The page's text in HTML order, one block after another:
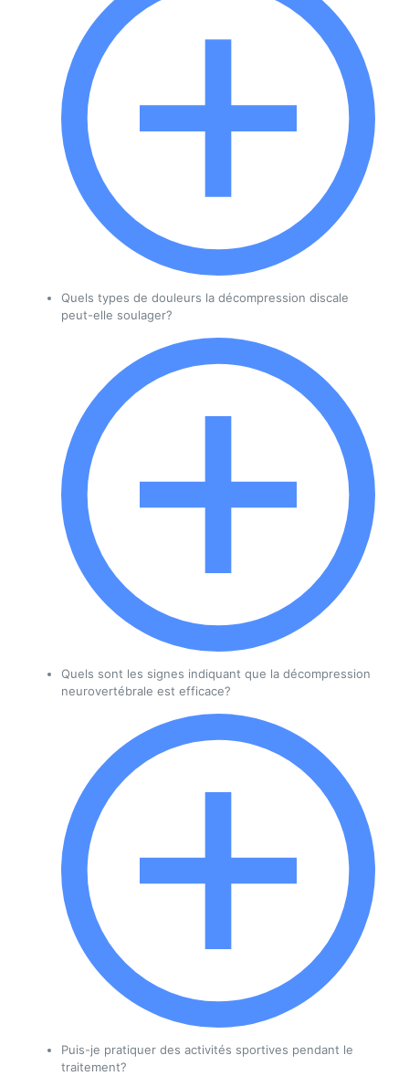
Quels types de douleurs la décompression discale
peut-elle soulager?
Quels sont les signes indiquant que la décompression
neurovertébrale est efficace?
Puis-je pratiquer des activités sportives pendant le
traitement?